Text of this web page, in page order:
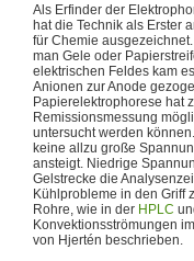
Als Erfinder der
hat die Technik als Erster
für Chemie
man Gele oder
elektrischen Feldes kam
Anionen zur Anode
Papierelektrophorese hat
Remissionsmessung
untersucht werden
keine allzu große
ansteigt. Niedrige
Gelstrecke die
Kühlprobleme in den Griff
Rohre, wie in der HPLC
Konvektionsströmungen
von Hjertén beschrieben.